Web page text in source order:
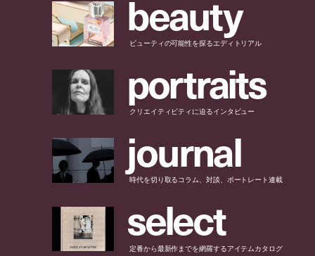
beauty
ビューティの可能性を探るエディトリアル
portraits
クリエイティビティに迫るインタビュー
journal
時代を切り取るコラム、対談、ポートレート連載
select
定番から最新作までを網羅するアイテムカタログ